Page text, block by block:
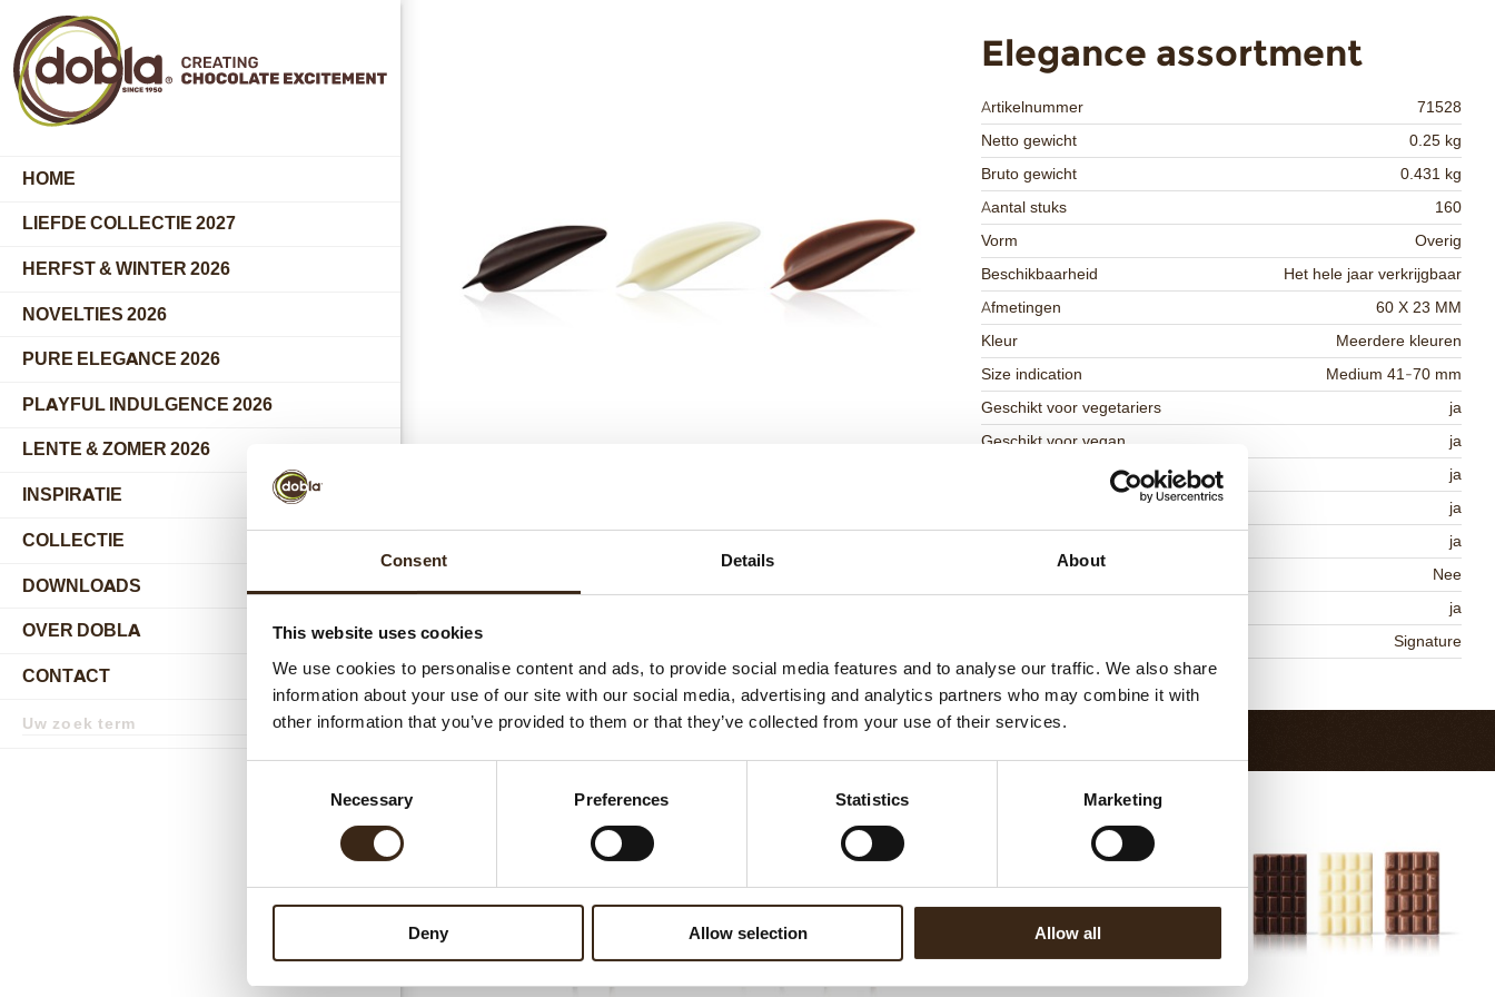
Consent Details About
This website uses cookies
We use cookies to personalise content and ads, to provide social media features and to analyse our traffic. We also share
information about your use of our site with our social media, advertising and analytics partners who may combine it with
other information that you’ve provided to them or that they’ve collected from your use of their services.
Necessary Preferences Statistics Marketing
Deny Allow selection Allow all
HOME
LIEFDE COLLECTIE 2027
HERFST & WINTER 2026
NOVELTIES 2026
PURE ELEGANCE 2026
PLAYFUL INDULGENCE 2026
LENTE & ZOMER 2026
INSPIRATIE
COLLECTIE
DOWNLOADS
OVER DOBLA
submenu
CONTACT
submenu
Zoek
Elegance assortment
Artikelnummer
71528
Netto gewicht
0.25 kg
Bruto gewicht
0.431 kg
Aantal stuks
160
Vorm
Overig
Beschikbaarheid
Het hele jaar verkrijgbaar
Afmetingen
60 X 23 MM
Kleur
Meerdere kleuren
Size indication
Medium 41-70 mm
Geschikt voor vegetariers
ja
Geschikt voor vegan
ja
ja
ja
ja
Nee
ja
Signature
Terug naar collectie